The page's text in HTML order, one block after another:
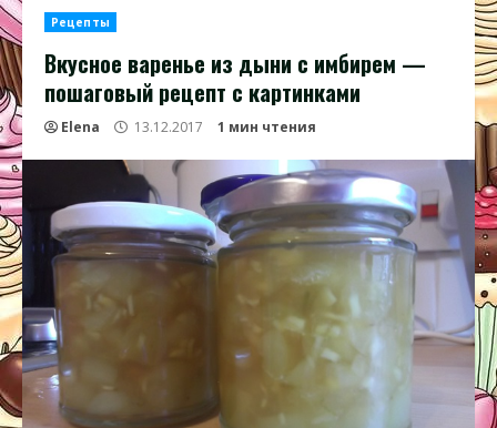
Рецепты
Вкусное варенье из дыни с имбирем —
пошаговый рецепт с картинками
Elena 13.12.2017 1 мин чтения